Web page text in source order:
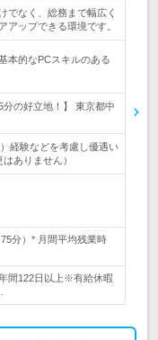
でなく、総務まで幅広く
アップできる環境です。
的なPCスキルのある
分の好立地！】 東京都中
経験などを考慮し優遇い
ありません）
分）* 月間平均残業時
間122日以上※有給休暇